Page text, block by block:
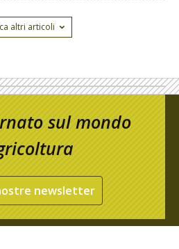
altri articoli
sul mondo
newsletter